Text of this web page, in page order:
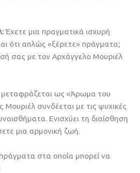
Έχετε μια πραγματικά ισχυρή
ότι απλώς «ξέρετε» πράγματα;
σας με τον Αρχάγγελο Μουριέλ
μεταφράζεται ως «Άρωμα του
συνδέεται με τις ψυχικές
Ενισχύει τη διαίσθηση
μια αρμονική ζωή.
στα οποία μπορεί να